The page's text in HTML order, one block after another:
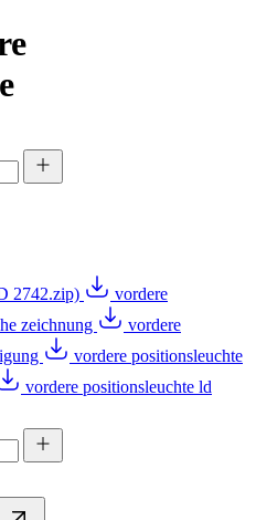
2742.zip)
vordere
zeichnung
vordere
vordere positionsleuchte
vordere positionsleuchte ld